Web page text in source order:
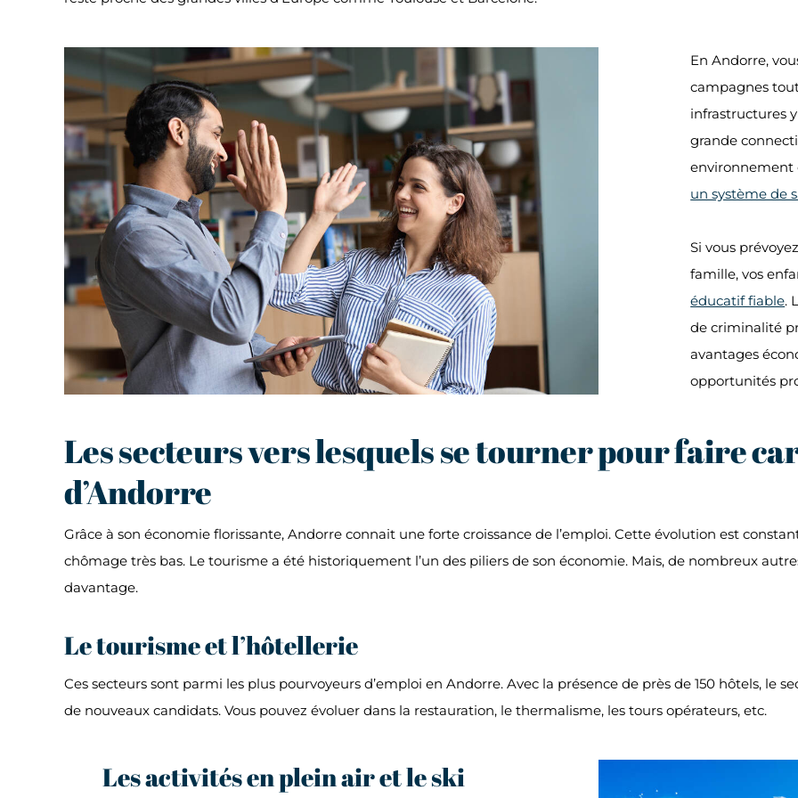
En Andorre,
campagnes
infrastructures
grande
environnement
un système de
Si vous
famille, vos
éducatif fiable.
de criminalité
avantages
opportunités
Les secteurs vers lesquels se tourner pour faire
d’Andorre
Grâce à son économie florissante, Andorre connait une forte croissance de l’emploi. Cette évolution est
chômage très bas. Le tourisme a été historiquement l’un des piliers de son économie. Mais, de nombreux
davantage.
Le tourisme et l’hôtellerie
Ces secteurs sont parmi les plus pourvoyeurs d’emploi en Andorre. Avec la présence de près de 150 hôtels, le
de nouveaux candidats. Vous pouvez évoluer dans la restauration, le thermalisme, les tours opérateurs, etc.
Les activités en plein air et le ski